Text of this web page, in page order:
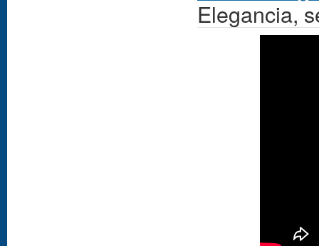
Elegancia,